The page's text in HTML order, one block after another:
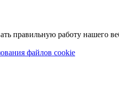
правильную работу нашего
файлов cookie